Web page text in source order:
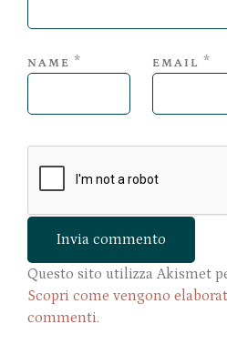
NAME * EMAIL *
Questo sito utilizza Akismet
Scopri come vengono
commenti.